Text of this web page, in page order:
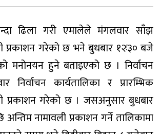
ढिला गरी एमालेले मंगलवार साँझ
प्रकाशन गरेको छ भने बुधबार १२ः३० बजे
मनोनयन हुने बताइएको छ । निर्वाचन
निर्वाचन कार्यतालिका र प्रारम्भिक
प्रकाशन गरेको छ । जसअनुसार बुधबार
अन्तिम नामावली प्रकाशन गर्ने तालिकामा